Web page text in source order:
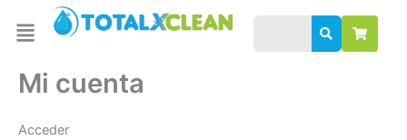
contenido
Menu
Mi cuenta
Acceder
Obligatorio